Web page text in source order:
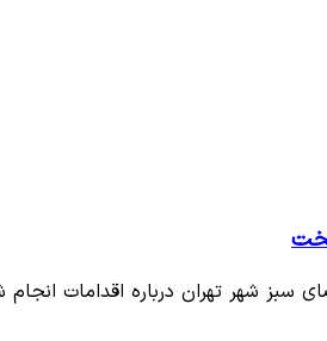
سبز شهر تهران درباره اقدامات